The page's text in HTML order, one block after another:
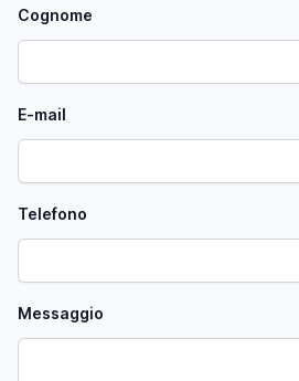
Cognome
E-mail
Telefono
Messaggio